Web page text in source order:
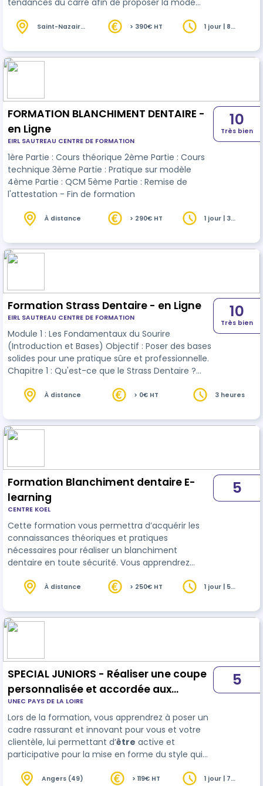
tendances du carré afin de proposer la mode
choisir la coupe carrée qui saura révéler votre
Saint-Nazaire
> 390€ HT
1 jour | 8
FORMATION BLANCHIMENT DENTAIRE -
en Ligne
EIRL SAUTREAU CENTRE DE FORMATION
1ère Partie : Cours théorique 2ème Partie : Cours
technique 3ème Partie : Pratique sur modèle
4ème Partie : QCM 5ème Partie : Remise de
l'attestation - Fin de formation
10
Très bien
À distance > 290€ HT
1 jour | 3
Formation Strass Dentaire - en Ligne
EIRL SAUTREAU CENTRE DE FORMATION
Module 1 : Les Fondamentaux du Sourire
(Introduction et Bases) Objectif : Poser des bases
solides pour une pratique sûre et professionnelle.
Chapitre 1 : Qu'est-ce que le Strass Dentaire ?
Anatomie de la Dent et Santé Bucco-Dentaire
Chapitre 3 : Cadre Légal et Responsabilités (Ce
que vous avez le droit de faire... et de ne pas
10
Très bien
À distance > 0€ HT 3 heures
Formation Blanchiment dentaire E-
learning
CENTRE KOEL
Cette formation vous permettra d’acquérir les
connaissances théoriques et pratiques
nécessaires pour réaliser un blanchiment
dentaire en toute sécurité. Vous apprendrez
réglementaire, l’anatomie de la dent, les causes
que les indications, contre-indications et
protocoles d’hygiène. Des cas pratiques et la
5
À distance > 250€ HT
1 jour | 5
SPECIAL JUNIORS - Réaliser une coupe
personnalisée et accordée aux
besoins du client et de ses cheveux
UNEC PAYS DE LA LOIRE
Lors de la formation, vous apprendrez à poser un
cadre rassurant et innovant pour vous et votre
clientèle, lui permettant d’être active et
participative pour la mise en forme du style qui
pratique seront mis à l’honneur pour vous
5
Angers (49) > 119€ HT
1 jour | 7